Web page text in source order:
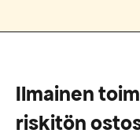
Ilmainen
riskitön